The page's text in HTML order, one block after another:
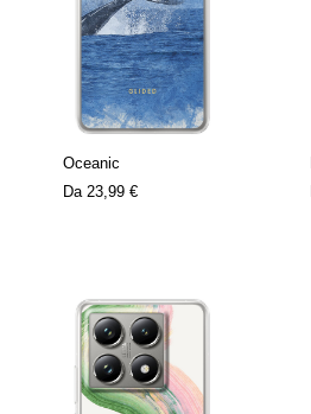
Oceanic
Da 23,99 €